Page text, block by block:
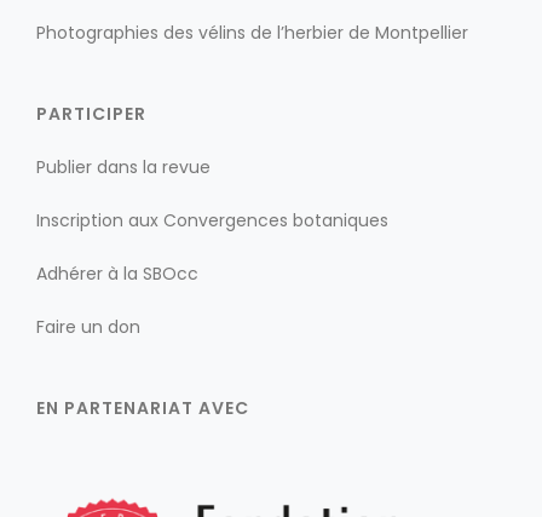
Photographies des vélins de l’herbier de Montpellier
PARTICIPER
Publier dans la revue
Inscription aux Convergences botaniques
Adhérer à la SBOcc
Faire un don
EN PARTENARIAT AVEC